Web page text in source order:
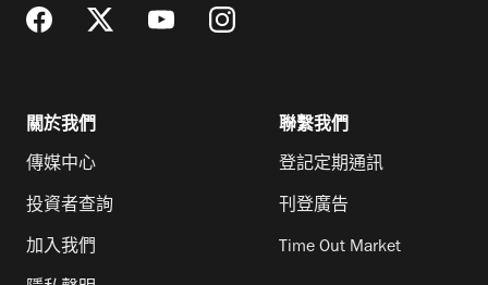
關於我們
傳媒中心
投資者查詢
加入我們
聯繫我們
登記定期通訊
刊登廣告
Time Out Market